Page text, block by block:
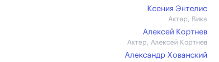
Ксения Энтелис
Актер, Вика
Алексей Кортнев
Актер, Алексей Кортнев
Александр Хованский